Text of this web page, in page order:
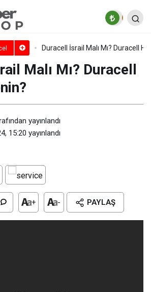
Duracell İsrail Malı Mı? Duracell
Malı Mı? Duracell
yayınlandı
15:20 yayınlandı
+ - PAYLAŞ
İsrail Malı Mı? Philips